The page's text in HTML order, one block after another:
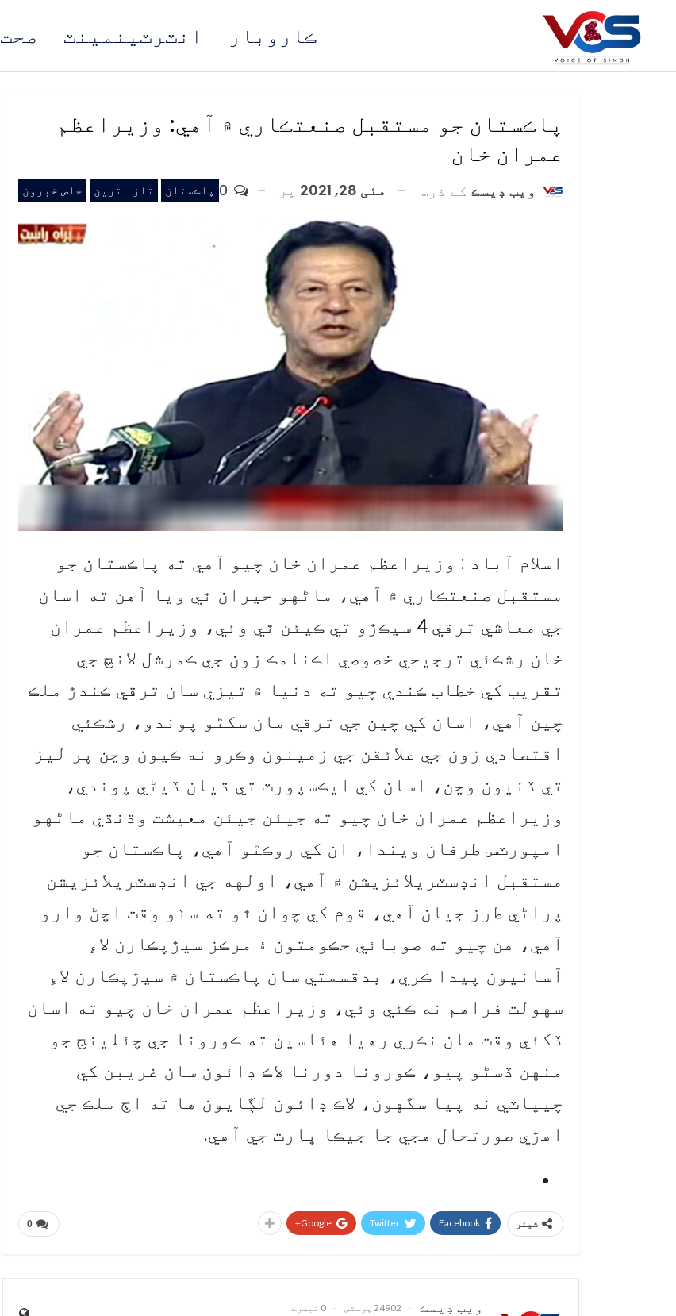
صحت انٽرٽينمينٽ ڪاروبار
پاڪستان جو مستقبل صنعتڪاري ۾ آهي: وزيراعظم
عمران خان
پاڪستان تازہ ترین خاص خبرون ويب ڊيسڪ کے ذریعہ مئی 28, 2021 پر
اسلام آباد : وزيراعظم عمران خان چيو آهي ته پاڪستان جو
مستقبل صنعتڪاري ۾ آهي، ماڻهو حيران ٿي ويا آهن ته اسان
جي معاشي ترقي 4 سيڪڙو تي ڪيئن ٿي وئي، وزيراعظم عمران
خان رشڪئي ترجيحي خصوصي اڪنامڪ زون جي ڪمرشل لانچ جي
تقريب کي خطاب ڪندي چيو ته دنيا ۾ تيزي سان ترقي ڪندڙ ملڪ
چين آهي، اسان کي چين جي ترقي مان سکڻو پوندو، رشڪئي
اقتصادي زون جي علائقن جي زمينون وڪرو نه ڪيون وڃن پر ليز
تي ڏنيون وڃن، اسان کي ايڪسپورٽ تي ڌيان ڏيڻي پوندي،
وزيراعظم عمران خان چيو ته جيئن جيئن معيشت وڌنڌي ماڻهو
امپورٽس طرفان ويندا، ان کي روڪڻو آهي، پاڪستان جو
مستقبل انڊسٽريلائزيشن ۾ آهي، اولهه جي انڊسٽريلائزيشن
پراڻي طرز جيان آهي، قوم کي چوان ٿو ته سٺو وقت اچڻ وارو
آهي، هن چيو ته صوبائي حڪومتون ۽ مرڪز سيڙپڪارن لاءِ
آسانيون پيدا ڪري، بدقسمتي سان پاڪستان ۾ سيڙپڪارن لاءِ
سهولت فراهم نه ڪئي وئي، وزيراعظم عمران خان چيو ته اسان
ڏکئي وقت مان نڪري رهيا هئاسين ته ڪورونا جي چئلينج جو
منهن ڏسڻو پيو، ڪورونا دورنا لاڪ ڊائون سان غريبن کي
چيڀاٽي نه پيا سگهون، لاڪ ڊائون لڳايون ها ته اڄ ملڪ جي
اهڙي صورتحال هجي جا جيڪا ڀارت جي آهي.
0 شیئر Facebook
Twitter
Google+
ويب ڊيسڪ 24902 پوسٹس 0 تبصرے